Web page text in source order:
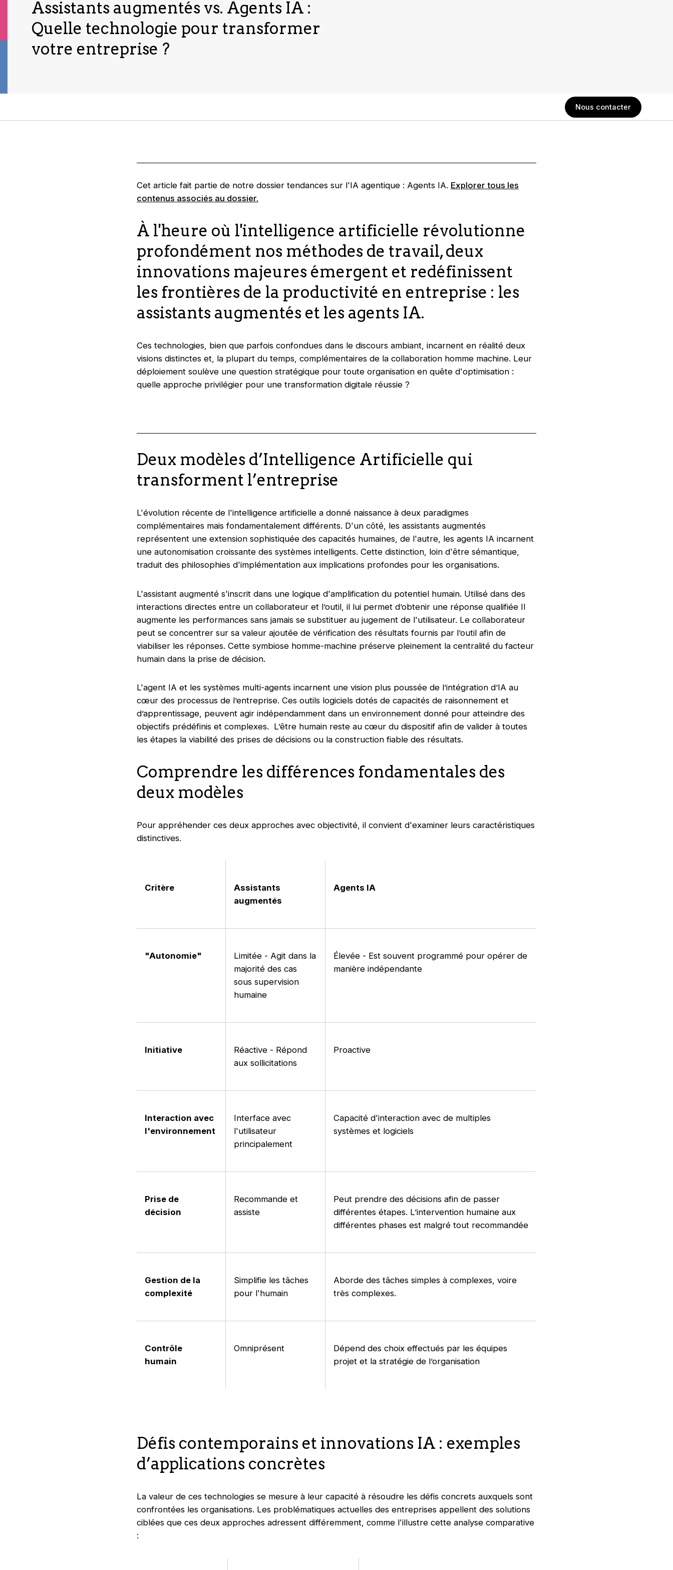
Assistants augmentés vs. Agents IA :
Quelle technologie pour transformer
votre entreprise ?
Nous contacter
Cet article fait partie de notre dossier tendances sur l'IA agentique : Agents IA. Explorer tous les
contenus associés au dossier.
À l'heure où l'intelligence artificielle révolutionne
profondément nos méthodes de travail, deux
innovations majeures émergent et redéfinissent
les frontières de la productivité en entreprise : les
assistants augmentés et les agents IA.
Ces technologies, bien que parfois confondues dans le discours ambiant, incarnent en réalité deux
visions distinctes et, la plupart du temps, complémentaires de la collaboration homme machine. Leur
déploiement soulève une question stratégique pour toute organisation en quête d'optimisation :
quelle approche privilégier pour une transformation digitale réussie ?
Deux modèles d’Intelligence Artificielle qui
transforment l’entreprise
L'évolution récente de l'intelligence artificielle a donné naissance à deux paradigmes
complémentaires mais fondamentalement différents. D'un côté, les assistants augmentés
représentent une extension sophistiquée des capacités humaines, de l'autre, les agents IA incarnent
une autonomisation croissante des systèmes intelligents. Cette distinction, loin d'être sémantique,
traduit des philosophies d'implémentation aux implications profondes pour les organisations.
L'assistant augmenté s'inscrit dans une logique d'amplification du potentiel humain. Utilisé dans des
interactions directes entre un collaborateur et l’outil, il lui permet d’obtenir une réponse qualifiée Il
augmente les performances sans jamais se substituer au jugement de l'utilisateur. Le collaborateur
peut se concentrer sur sa valeur ajoutée de vérification des résultats fournis par l’outil afin de
viabiliser les réponses. Cette symbiose homme-machine préserve pleinement la centralité du facteur
humain dans la prise de décision.
L'agent IA et les systèmes multi-agents incarnent une vision plus poussée de l’intégration d’IA au
cœur des processus de l’entreprise. Ces outils logiciels dotés de capacités de raisonnement et
d’apprentissage, peuvent agir indépendamment dans un environnement donné pour atteindre des
objectifs prédéfinis et complexes. L’être humain reste au cœur du dispositif afin de valider à toutes
les étapes la viabilité des prises de décisions ou la construction fiable des résultats.
Comprendre les différences fondamentales des
deux modèles
Pour appréhender ces deux approches avec objectivité, il convient d'examiner leurs caractéristiques
distinctives.
Critère
Assistants
augmentés
Agents IA
"Autonomie"
Limitée - Agit dans la
majorité des cas
sous supervision
humaine
Élevée - Est souvent programmé pour opérer de
manière indépendante
Initiative
Réactive - Répond
aux sollicitations
Proactive
Interaction avec
l'environnement
Interface avec
l'utilisateur
principalement
Capacité d'interaction avec de multiples
systèmes et logiciels
Prise de
décision
Recommande et
assiste
Peut prendre des décisions afin de passer
différentes étapes. L’intervention humaine aux
différentes phases est malgré tout recommandée
Gestion de la
complexité
Simplifie les tâches
pour l'humain
Aborde des tâches simples à complexes, voire
très complexes.
Contrôle
humain
Omniprésent
Dépend des choix effectués par les équipes
projet et la stratégie de l’organisation
Défis contemporains et innovations IA : exemples
d’applications concrètes
La valeur de ces technologies se mesure à leur capacité à résoudre les défis concrets auxquels sont
confrontées les organisations. Les problématiques actuelles des entreprises appellent des solutions
ciblées que ces deux approches adressent différemment, comme l'illustre cette analyse comparative
: